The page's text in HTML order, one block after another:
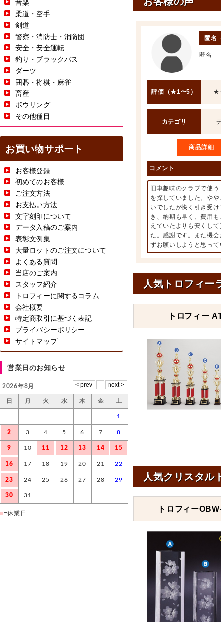
匿名
匿名
評価（★1〜5）
カテゴリ
商品詳細
コメント
旧車趣味のクラブで使
を探していました。や
いでしたが快く引き受け
き、納期も早く、費用
えていたよりも安くし
た。感謝です。また機会
ずお願いしようと思って
人気トロフィー
トロフィー
人気クリスタル
トロフィー
音楽
柔道・空手
剣道
警察・消防士・消防団
安全・安全運転
釣り・ブラックバス
ダーツ
囲碁・将棋・麻雀
畜産
ボウリング
その他種目
お買い物サポート
お客様登録
初めてのお客様
ご注文方法
お支払い方法
文字刻印について
データ入稿のご案内
表彰文例集
大量ロットのご注文について
よくある質問
当店のご案内
スタッフ紹介
トロフィーに関するコラム
会社概要
特定商取引に基づく表記
プライバシーポリシー
サイトマップ
営業日のお知らせ
2026年8月
日 月 火 水 木 金 土
1
2 3 4 5 6 7 8
9 10 11 12 13 14 15
16 17 18 19 20 21 22
23 24 25 26 27 28 29
30 31
■=休業日